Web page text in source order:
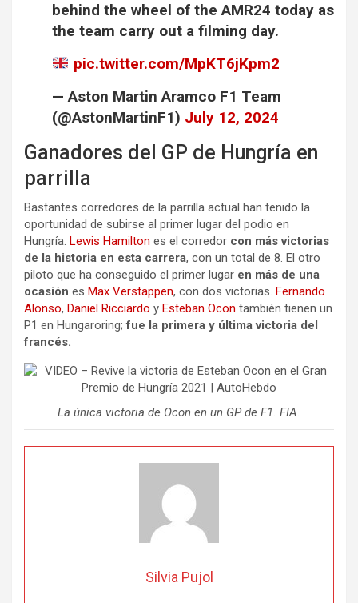
behind the wheel of the AMR24 today as
the team carry out a filming day.
pic.twitter.com/MpKT6jKpm2
— Aston Martin Aramco F1 Team
(@AstonMartinF1) July 12, 2024
Ganadores del GP de Hungría en
parrilla
Bastantes corredores de la parrilla actual han tenido la
oportunidad de subirse al primer lugar del podio en
Hungría. Lewis Hamilton es el corredor con más victorias
de la historia en esta carrera, con un total de 8. El otro
piloto que ha conseguido el primer lugar en más de una
ocasión es Max Verstappen, con dos victorias. Fernando
Alonso, Daniel Ricciardo y Esteban Ocon también tienen un
P1 en Hungaroring;fue la primera y última victoria del
francés.
La única victoria de Ocon en un GP de F1. FIA.
Silvia Pujol